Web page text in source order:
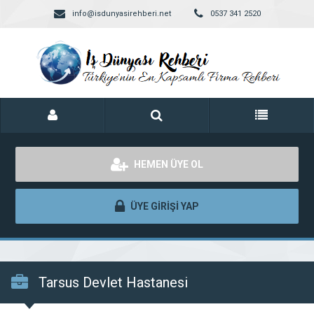
info@isdunyasirehberi.net 0537 341 2520
HEMEN ÜYE OL
ÜYE GİRİŞİ YAP
Tarsus Devlet Hastanesi